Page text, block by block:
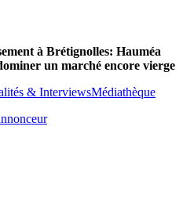
à Brétignolles: Hauméa
un marché encore vierge
& InterviewsMédiathèque